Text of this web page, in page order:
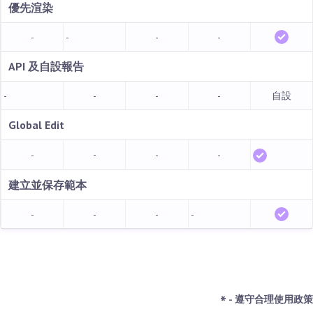
優先渲染
- - - -
API 及自設報告
- - - - 自設
Global Edit
- - - -
建立並保存範本
- - - -
* - 遵守合理使用政策